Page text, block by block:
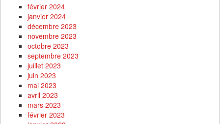
février 2024
janvier 2024
décembre 2023
novembre 2023
octobre 2023
septembre 2023
juillet 2023
juin 2023
mai 2023
avril 2023
mars 2023
février 2023